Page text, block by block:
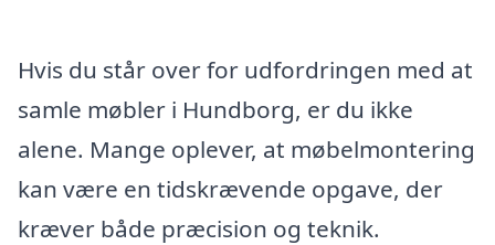
Hvis du står over for udfordringen med at
samle møbler i Hundborg, er du ikke
alene. Mange oplever, at møbelmontering
kan være en tidskrævende opgave, der
kræver både præcision og teknik.